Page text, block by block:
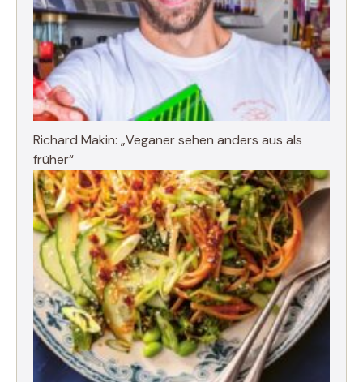
Richard Makin: „Veganer sehen anders aus als
früher“